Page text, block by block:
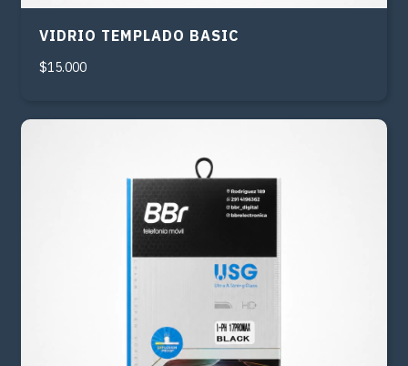
VIDRIO TEMPLADO BASIC
$15.000